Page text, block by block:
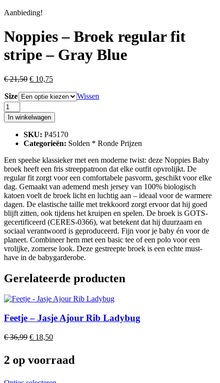
Aanbieding!
Noppies – Broek regular fit
stripe – Gray Blue
€21,50 Original
was:
€ 10,75Current
is:
Size
Wissen
Noppies
-
Broek
regular
-
Gray
Blue
aantal
In winkelwagen
SKU: P45170
Categorieën: Solden * Ronde Prijzen
Een speelse klassieker met een moderne twist: deze Noppies Baby
broek heeft een fris streeppatroon dat elke outfit opvrolijkt. De
regular fit zorgt voor een comfortabele pasvorm, geschikt voor elke
dag. Gemaakt van ademend mesh jersey van 100% biologisch
katoen voelt de broek licht en luchtig aan – ideaal voor de warmere
dagen. De elastische taille met trekkoord zorgt ervoor dat hij goed
blijft zitten, ook tijdens het kruipen en spelen. De broek is GOTS-
gecertificeerd (CERES-0366), wat betekent dat hij duurzaam en
sociaal verantwoord is geproduceerd. Fijn voor je baby én voor de
planeet. Combineer hem met een basic tee of een polo voor een
vrolijke, zomerse look. Deze gestreepte broek is een echte must-
have in de babygarderobe.
Gerelateerde producten
Feetje – Jasje Ajour Rib Ladybug
€36,99 Original
€ 36,99.
€ 18,50Current
€ 18,50.
2 op voorraad